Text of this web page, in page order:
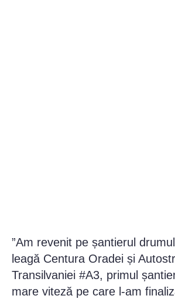
”Am revenit pe șantierul
leagă Centura Oradei și
Transilvaniei #A3, primul
mare viteză pe care l-am